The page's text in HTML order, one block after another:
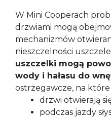
W Mini Cooperach
drzwiami mogą
mechanizmów
nieszczelności
uszczelki mogą
wody i hałasu do
ostrzegawcze, na
drzwi otwierają
podczas jazdy